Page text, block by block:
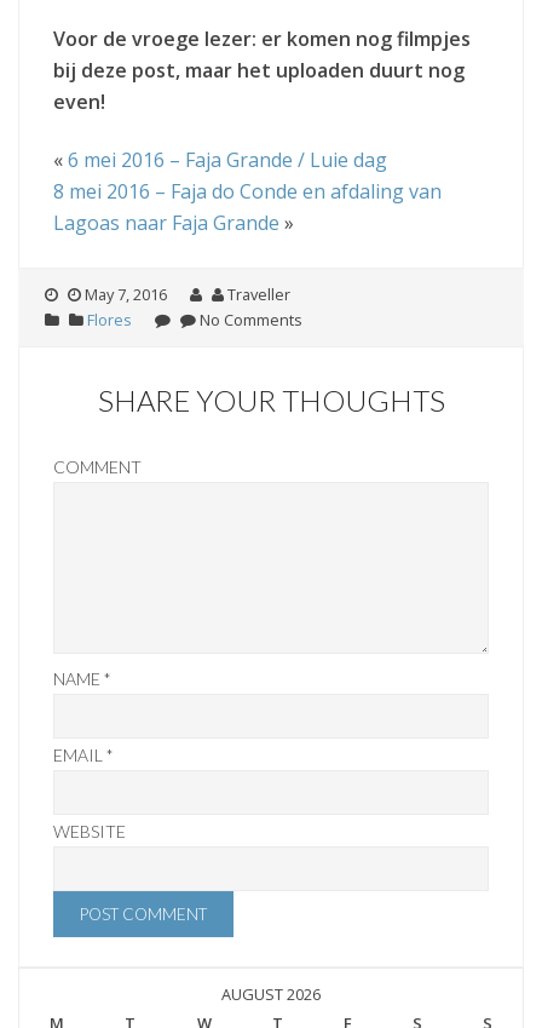
Voor de vroege lezer: er komen nog filmpjes
bij deze post, maar het uploaden duurt nog
even!
«6 mei 2016 – Faja Grande / Luie dag
8 mei 2016 – Faja do Conde en afdaling van
Lagoas naar Faja Grande »
May 7, 2016
Traveller
Flores
No Comments
SHARE YOUR THOUGHTS
COMMENT
NAME *
EMAIL *
WEBSITE
AUGUST 2026
M
T W T F S S